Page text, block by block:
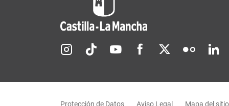
Redes sociales JCCM
Protección de Datos Aviso Legal Mapa del sitio